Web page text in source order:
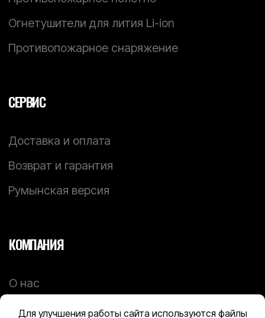
Для улучшения работы сайта используются файлы